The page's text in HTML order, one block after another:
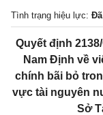
Tình trạng hiệu lực:
Quyết định
Nam Định về
chính bãi bỏ
vực tài nguyên
Sở